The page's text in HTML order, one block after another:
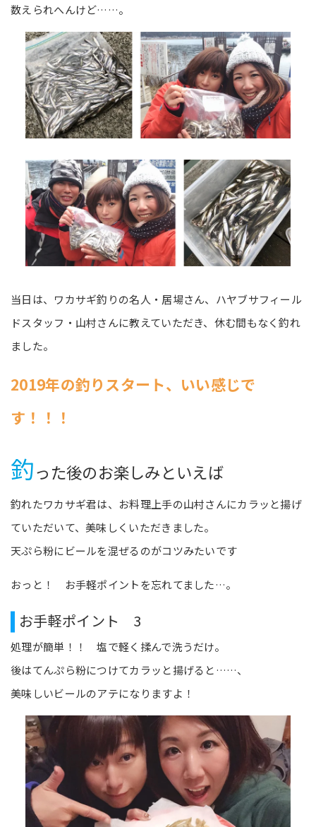
数えられへんけど……。
当日は、ワカサギ釣りの名人・居場さん、ハヤブサフィール
ドスタッフ・山村さんに教えていただき、休む間もなく釣れ
ました。
2019年の釣りスタート、いい感じで
す！！！
釣った後のお楽しみといえば
釣れたワカサギ君は、お料理上手の山村さんにカラッと揚げ
ていただいて、美味しくいただきました。
天ぷら粉にビールを混ぜるのがコツみたいです
おっと！ お手軽ポイントを忘れてました…。
お手軽ポイント 3
処理が簡単！！ 塩で軽く揉んで洗うだけ。
後はてんぷら粉につけてカラッと揚げると……、
美味しいビールのアテになりますよ！